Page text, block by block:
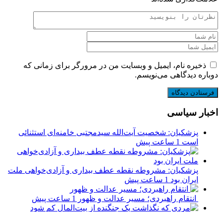
ذخیره نام، ایمیل و وبسایت من در مرورگر برای زمانی که
دوباره دیدگاهی می‌نویسم.
اخبار سیاسی
پزشکیان: شخصیت آیت‌الله سیدمجتبی خامنه‌ای استثنائی
است 1 ساعت پیش
پزشکیان: مشروطه نقطه عطف بیداری و آزادی‌خواهی ملت
ایران بود 1 ساعت پیش
انتقام راهبردی؛ مسیر عدالت و ظهور 1 ساعت پیش